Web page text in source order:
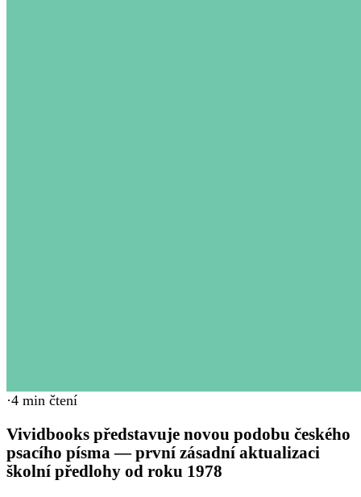
·4 min čtení
Vividbooks představuje novou podobu českého
psacího písma — první zásadní aktualizaci
školní předlohy od roku 1978